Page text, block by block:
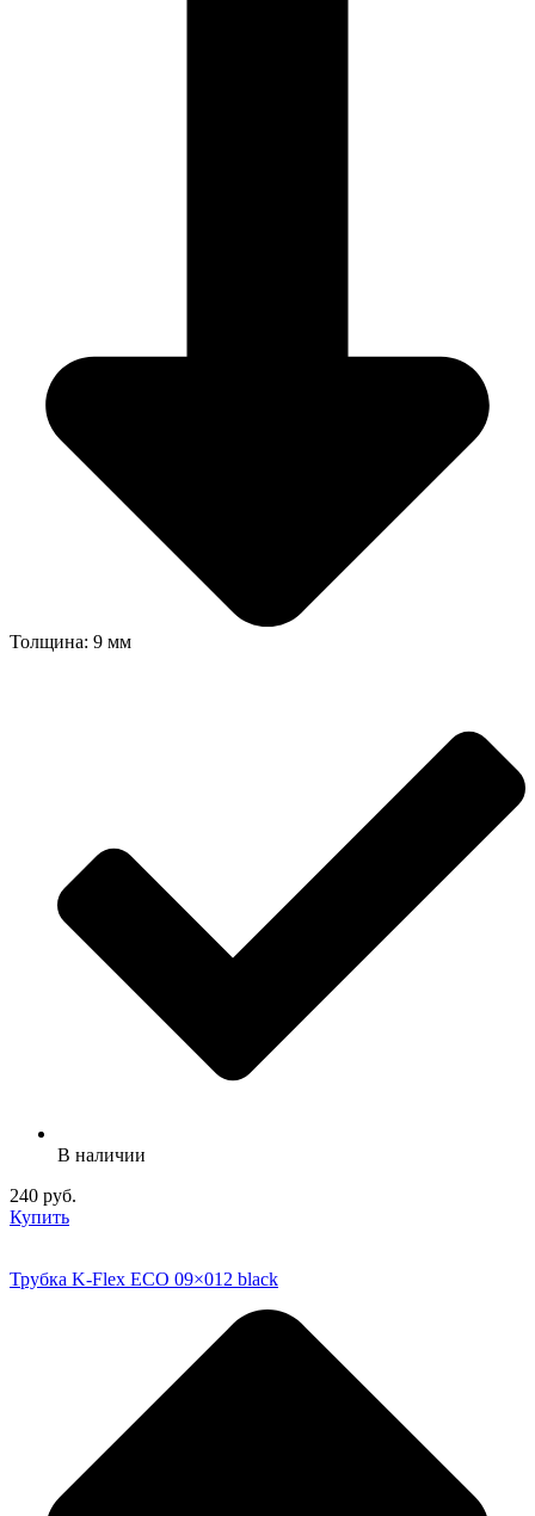
Толщина: 9 мм
В наличии
240 руб.
Купить
Трубка K-Flex ECO 09×012 black